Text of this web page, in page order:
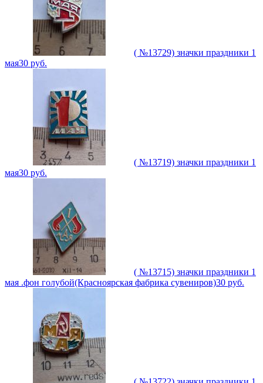
( №13729) значки праздники 1
мая30 руб.
( №13719) значки праздники 1
мая30 руб.
( №13715) значки праздники 1
мая .фон голубой(Красноярская фабрика сувениров)30 руб.